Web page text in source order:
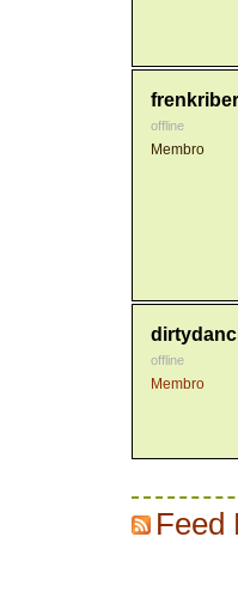
offline
Membro
offline
Membro
Feed